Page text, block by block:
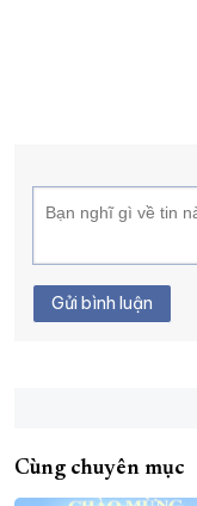
Gửi bình luận
Cùng chuyên mục